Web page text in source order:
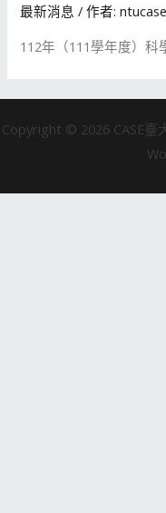
最新消息 / 作者:
112年（111學年度）科
Copyright © 2026 CASE臺